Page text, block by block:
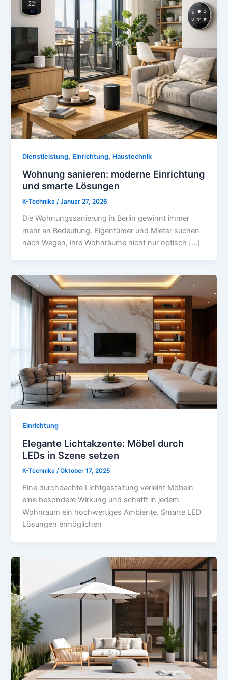
Dienstleistung, Einrichtung, Haustechnik
Wohnung sanieren: moderne Einrichtung
und smarte Lösungen
K-Technika /Januar 27, 2026
Die Wohnungssanierung in Berlin gewinnt immer
mehr an Bedeutung. Eigentümer und Mieter suchen
nach Wegen, ihre Wohnräume nicht nur optisch […]
Einrichtung
Elegante Lichtakzente: Möbel durch
LEDs in Szene setzen
K-Technika/Oktober 17, 2025
Eine durchdachte Lichtgestaltung verleiht Möbeln
eine besondere Wirkung und schafft in jedem
Wohnraum ein hochwertiges Ambiente. Smarte LED
Lösungen ermöglichen